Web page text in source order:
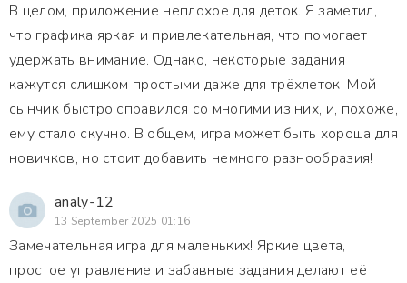
В целом, приложение неплохое для деток. Я заметил,
что графика яркая и привлекательная, что помогает
удержать внимание. Однако, некоторые задания
кажутся слишком простыми даже для трёхлеток. Мой
сынчик быстро справился со многими из них, и, похоже,
ему стало скучно. В общем, игра может быть хороша для
новичков, но стоит добавить немного разнообразия!
analy-12
13 September 2025 01:16
Замечательная игра для маленьких! Яркие цвета,
простое управление и забавные задания делают её